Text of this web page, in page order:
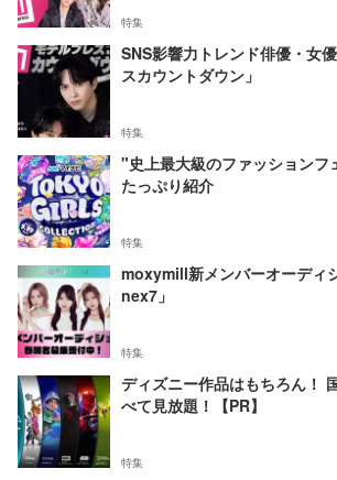
特集
SNS影響力トレンド俳優・女
スカウントダウン」
特集
"史上最大級のファッションフ
たっぷり紹介
特集
moxymill新メンバーオーディ
nex7」
特集
ディズニー作品はもちろん！
べて見放題！【PR】
特集